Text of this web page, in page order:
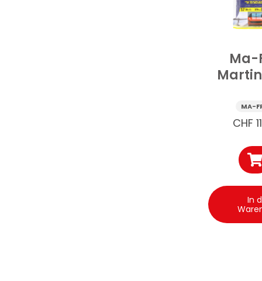
Ma-
6
MA-
CHF
In